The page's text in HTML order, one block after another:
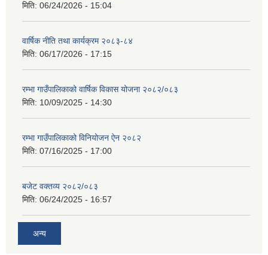
मिति: 06/24/2026 - 15:04
वार्षिक नीति तथा कार्यक्रम २०८३-८४
मिति: 06/17/2026 - 17:15
रम्भा गाउँपालिकाको वार्षिक विकास योजना २०८२/०८३
मिति: 10/09/2025 - 14:30
रम्भा गाउँपालिकाको विनियोजन ऐन २०८२
मिति: 07/16/2025 - 17:00
बजेट वक्तव्य २०८२/०८३
मिति: 06/24/2025 - 16:57
अन्य